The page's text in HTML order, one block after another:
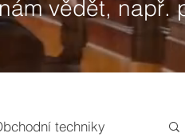
vědět, např.
techniky